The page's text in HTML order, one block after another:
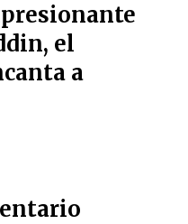
el
a